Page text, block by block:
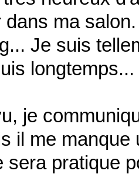
dans ma
Je suis
longtemps...
je
il me
sera pratique